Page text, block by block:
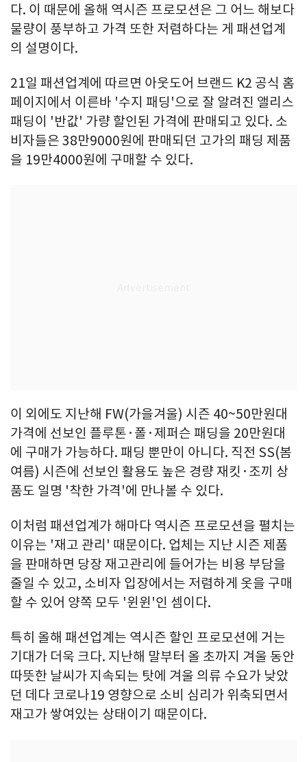
다. 이 때문에 올해 역시즌 프로모션은 그 어느 해보다
물량이 풍부하고 가격 또한 저렴하다는 게 패션업계
의 설명이다.
21일 패션업계에 따르면 아웃도어 브랜드 K2 공식 홈
페이지에서 이른바 '수지 패딩'으로 잘 알려진 앨리스
패딩이 '반값' 가량 할인된 가격에 판매되고 있다. 소
비자들은 38만9000원에 판매되던 고가의 패딩 제품
을 19만4000원에 구매할 수 있다.
이 외에도 지난해 FW(가을겨울) 시즌 40~50만원대
가격에 선보인 플루톤·폴·제퍼슨 패딩을 20만원대
에 구매가 가능하다. 패딩 뿐만이 아니다. 직전 SS(봄
여름) 시즌에 선보인 활용도 높은 경량 재킷·조끼 상
품도 일명 '착한 가격'에 만나볼 수 있다.
이처럼 패션업계가 해마다 역시즌 프로모션을 펼치는
이유는 '재고 관리' 때문이다. 업체는 지난 시즌 제품
을 판매하면 당장 재고관리에 들어가는 비용 부담을
줄일 수 있고, 소비자 입장에서는 저렴하게 옷을 구매
할 수 있어 양쪽 모두 '윈윈'인 셈이다.
특히 올해 패션업계는 역시즌 할인 프로모션에 거는
기대가 더욱 크다. 지난해 말부터 올 초까지 겨울 동안
따뜻한 날씨가 지속되는 탓에 겨울 의류 수요가 낮았
던 데다 코로나19 영향으로 소비 심리가 위축되면서
재고가 쌓여있는 상태이기 때문이다.